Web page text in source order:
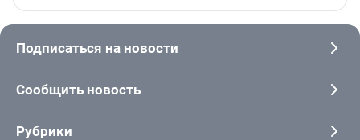
Подписаться на новости
Сообщить новость
Рубрики